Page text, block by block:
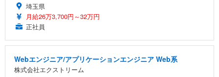
埼玉県
月給26万3,700円～32万円
正社員
Webエンジニア/アプリケーションエンジニア Web系
株式会社エクストリーム